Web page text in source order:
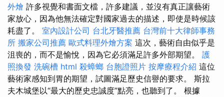
外燴 許多視覺和書面文檔，許多建議，並沒有真正讓藝術
家放心，因為他無法確定對國家過去的描述，即使是時候該
耗盡了。 室內設計公司 台北牙醫推薦 台灣前十大律師事務
所 搬家公司推薦 歐式料理外燴方案 這次，藝術自由似乎是
沮喪的，而不是愉悅，因為它必須滿足許多外部期望。 護
照換發 洗碗槽 html 殺蟑螂 台胞證照片 按摩療程介紹 這位
藝術家感知到胃的期望，試圖滿足歷史信譽的要求。 斯拉
夫木城堡以“最大的歷史忠誠度”點亮，也聽到了。 根據